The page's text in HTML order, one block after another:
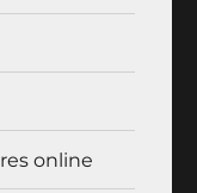
online